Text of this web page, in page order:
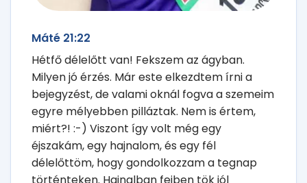
Máté 21:22
Hétfő délelőtt van! Fekszem az ágyban.
Milyen jó érzés. Már este elkezdtem írni a
bejegyzést, de valami oknál fogva a szemeim
egyre mélyebben pilláztak. Nem is értem,
miért?! :-) Viszont így volt még egy
éjszakám, egy hajnalom, és egy fél
délelőttöm, hogy gondolkozzam a tegnap
történteken. Hajnalban fejben tök jól